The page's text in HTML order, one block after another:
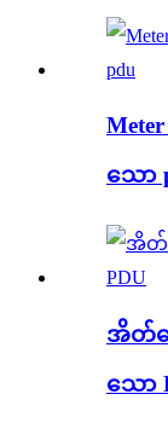
သော
အိတ်ဆ
သော